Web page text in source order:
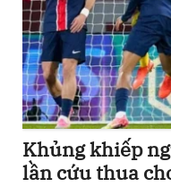
Khủng khiếp
lần cứu thua